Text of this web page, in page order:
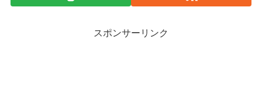
スポンサーリンク